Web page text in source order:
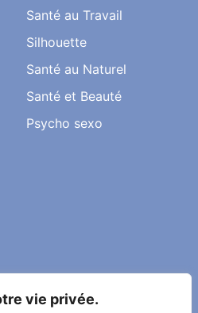
vie privée.
Santé au Travail
Silhouette
Santé au Naturel
Santé et Beauté
Psycho sexo